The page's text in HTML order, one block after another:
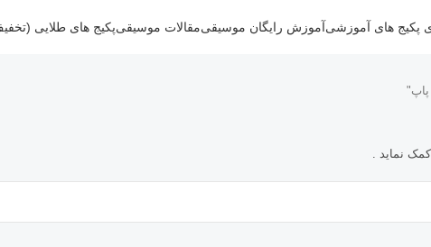
پکیج های آموزشیآموزش رایگان موسیقیمقالات موسیقیپکیج های طلایی
نماید .